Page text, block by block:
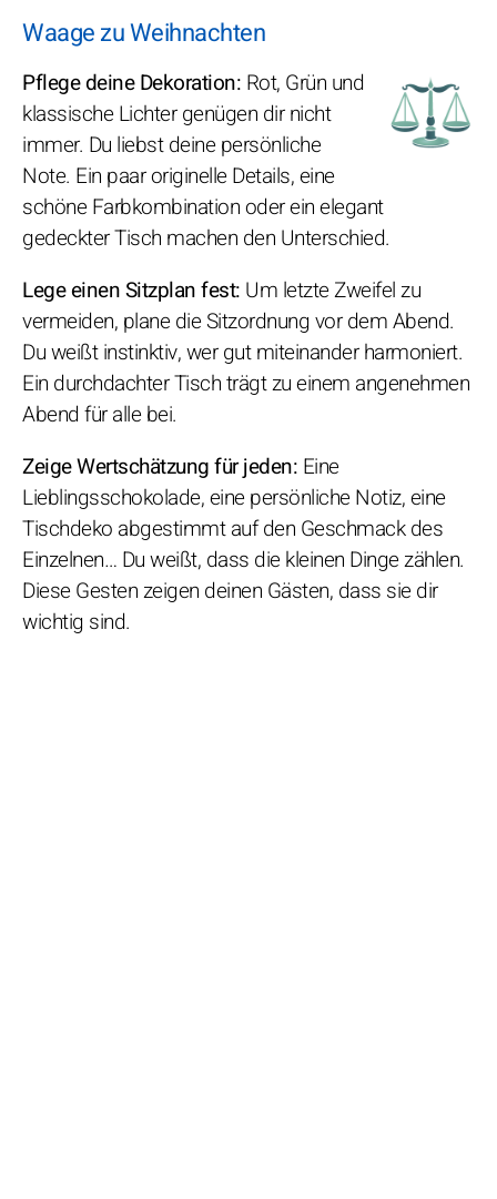
Waage zu Weihnachten
Pflege deine Dekoration: Rot, Grün und
klassische Lichter genügen dir nicht
immer. Du liebst deine persönliche
Note. Ein paar originelle Details, eine
schöne Farbkombination oder ein elegant
gedeckter Tisch machen den Unterschied.
Lege einen Sitzplan fest: Um letzte Zweifel zu
vermeiden, plane die Sitzordnung vor dem Abend.
Du weißt instinktiv, wer gut miteinander harmoniert.
Ein durchdachter Tisch trägt zu einem angenehmen
Abend für alle bei.
Zeige Wertschätzung für jeden: Eine
Lieblingsschokolade, eine persönliche Notiz, eine
Tischdeko abgestimmt auf den Geschmack des
Einzelnen… Du weißt, dass die kleinen Dinge zählen.
Diese Gesten zeigen deinen Gästen, dass sie dir
wichtig sind.